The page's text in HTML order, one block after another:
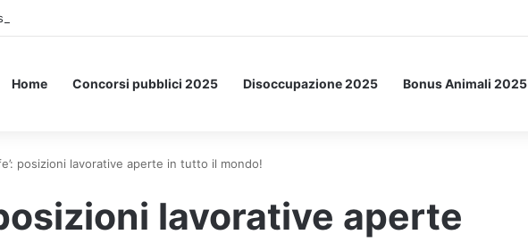
Pagati per Stare a Letto: ecco l’esperimento spaziale.
Home Concorsi pubblici 2025 Disoccupazione 2025 Bonus Animali 2025
posizioni lavorative aperte in tutto il mondo!
lavorative aperte